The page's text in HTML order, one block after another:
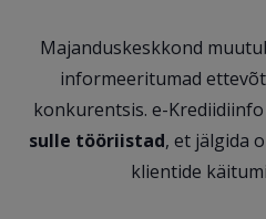
Majanduskeskkond
informeeritumad
konkurentsis. e-Krediidiinfo
sulle tööriistad, et jälgida
klientide